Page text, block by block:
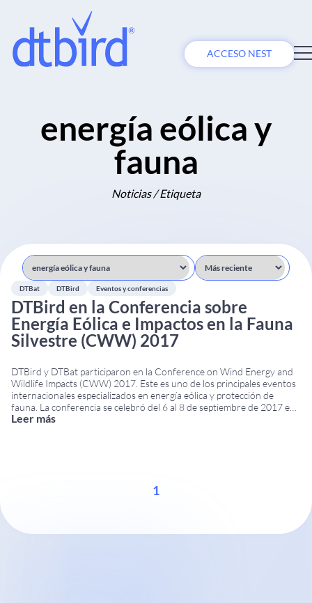
ACCESO NEST
energía eólica y
fauna
Noticias / Etiqueta
DTBat DTBird Eventos y conferencias
DTBird en la Conferencia sobre
Energía Eólica e Impactos en la Fauna
Silvestre (CWW) 2017
DTBird y DTBat participaron en la Conference on Wind Energy and
Wildlife Impacts (CWW) 2017. Este es uno de los principales eventos
internacionales especializados en energía eólica y protección de
fauna. La conferencia se celebró del 6 al 8 de septiembre de 2017 en
Estoril, Portugal. Reunió a expertos, investigadores, operadores
Leer más
1